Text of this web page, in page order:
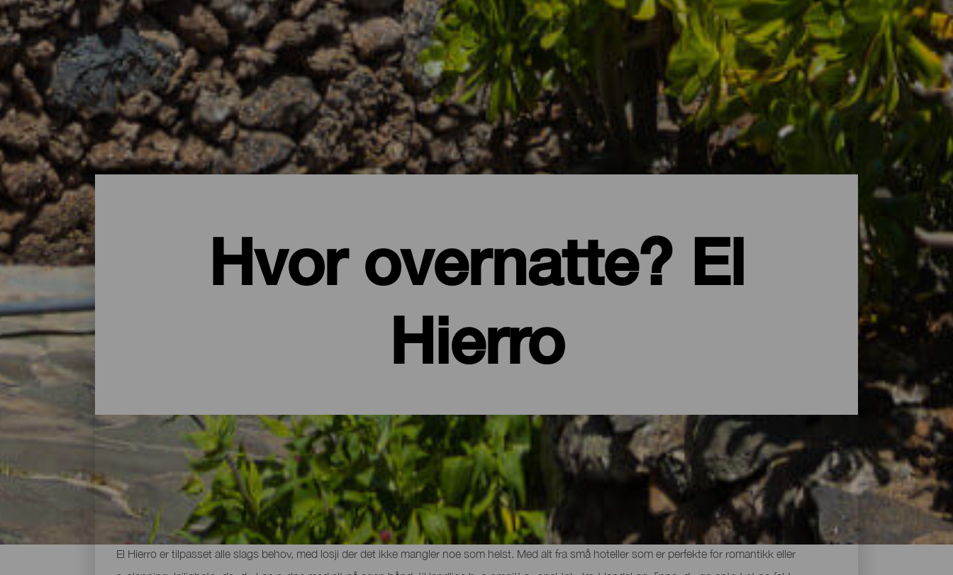
Hvor overnatte? El
Hierro
Hoteller, leiehus på landet og leiligheter på El Hierro
Etter en dag med utforskning av øyens vulkanske natur og gastronomi, er det tid for å slappe helt av og hente seg inn igjen. Overnattingstilbudet på
El Hierro er tilpasset alle slags behov, med losji der det ikke mangler noe som helst. Med alt fra små hoteller som er perfekte for romantikk eller